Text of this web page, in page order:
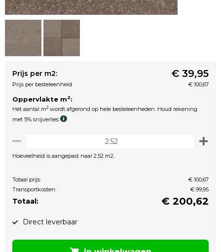
Prijs per m2: € 39,95
Prijs per besteleenheid € 100,67
Oppervlakte m2:
Het aantal m2 wordt afgerond op hele besteleenheden. Houd rekening
met 5% snijverlies
Hoeveelheid is aangepast naar 2.52 m2.
Totaal prijs:
€ 100,67
Transportkosten:
€ 99,95
Totaal: € 200,62
Direct leverbaar